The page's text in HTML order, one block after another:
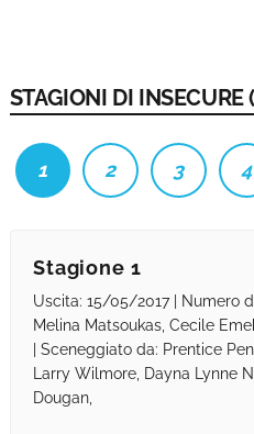
STAGIONI DI INSECURE
1 2 3 4
Stagione 1
Uscita: 15/05/2017 | Numero
Melina Matsoukas, Cecile
| Sceneggiato da: Prentice
Larry Wilmore, Dayna Lynne
Dougan,